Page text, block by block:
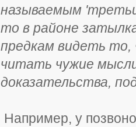
называемым
то в районе
предкам видеть то,
читать чужие
доказательства,
Например, у